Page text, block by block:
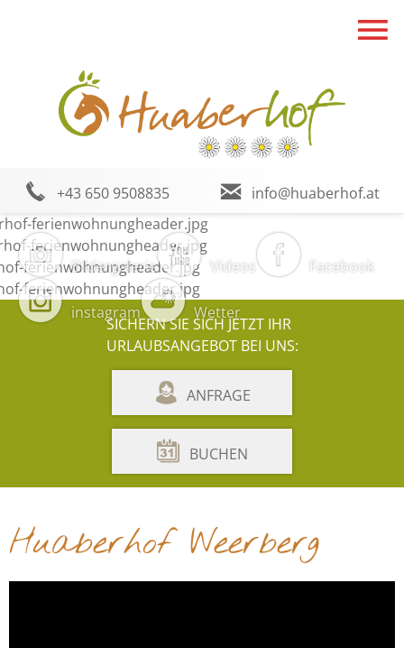
+43 650 9508835 info@huaberhof.at
Bildergalerie Videos Facebook
instagram Wetter
SICHERN SIE SICH JETZT IHR
URLAUBSANGEBOT BEI UNS:
ANFRAGE
BUCHEN
Huaberhof Weerberg